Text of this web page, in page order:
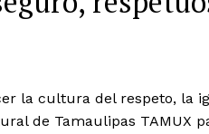
la cultura del respeto, la
de Tamaulipas TAMUX